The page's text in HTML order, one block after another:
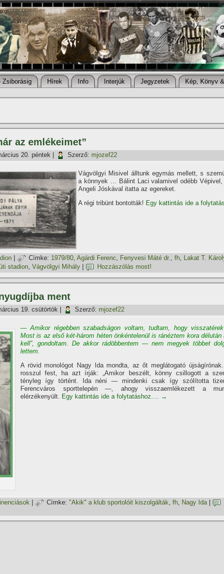
Zsiborásig Hí­rek Info Interjúk Jegyzetek Kép, Könyv
az emlékeimet”
20. péntek Szerző: mjozef22
Vágvölgyi Misivel álltunk egymás mellett, s
a könnyek … Bálint Laci valamivel odébb Vépivel,
Angeli Jóskával itatta az egereket.
A régi tribünt bontották! Egy kattintás ide a
Címke: 1979/80, Agárdi Ferenc, Fenyvesi Máté dr., fh, Lakat T.
stadion, Vágvölgyi Mihály Hozzászólás most!
ment
19. csütörtök Szerző: mjozef22
— Amikor régebben szabadságon voltam, tudtam, hogy
Most is az első két-három héten önkéntelenül is ránéztem kora délután
kell”, gondoltam. De akkor rádöbbentem — nem megyek többet
lettem.
A rövid monológot Nagy Ida mondta, az őt meglátogató
rosszul fest, ha azt í­rják: „Amikor beszélt, könny csillogott a
tényleg í­gy történt. Ida néni — mindenki csak í­gy szólí­totta
Ferencváros sporttelepén —, ahogy visszaemlékezett a
elérzékenyült. Egy kattintás ide a folytatáshoz.... →
Címke: "Akik" a klub sportolóit kiszolgálták, fh, Nagy Ida|